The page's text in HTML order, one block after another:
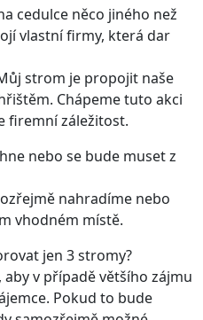
cedulce něco jiného než
vlastní firmy, která dar
strom je propojit naše
Chápeme tuto akci
firemní záležitost.
nebo se bude muset z
nahradíme nebo
vhodném místě.
jen 3 stromy?
aby v případě většího zájmu
Pokud to bude